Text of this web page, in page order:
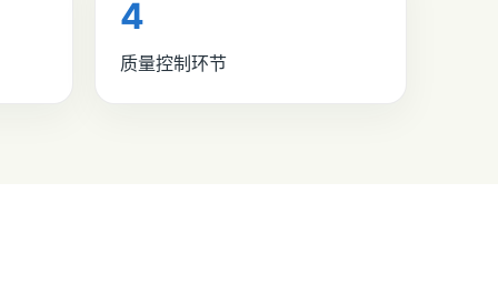
4
质量控制环节